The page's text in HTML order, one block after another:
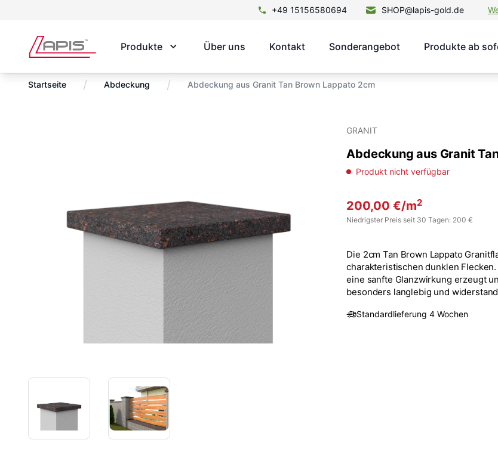
+49 15156580694 SHOP@lapis-gold.de
Produkte Über uns Kontakt Sonderangebot Produkte ab
Startseite / Abdeckung / Abdeckung aus Granit Tan Brown Lappato 2cm
GRANIT
Abdeckung aus Granit
Produkt nicht verfügbar
200,00€/m2
Niedrigster Preis seit 30 Tagen: 200 €
Die 2cm Tan Brown Lappato
charakteristischen dunklen
eine sanfte Glanzwirkung erzeugt
besonders langlebig und
Standardlieferung 4 Wochen